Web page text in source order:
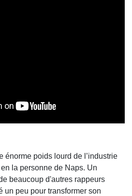
énorme poids lourd de l’industrie
la personne de Naps. Un
beaucoup d'autres rappeurs
un peu pour transformer son